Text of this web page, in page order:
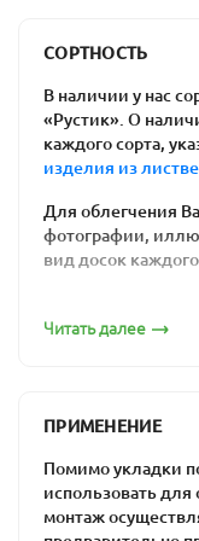
простудятся,
не грозит.
Соблюдение
материалам
Доска состоит
древесины.
Простота
новые.
дорогим, чем
нами пород
уникальные по
паркетная
СОРТНОСТЬ
В наличии у нас
«Рустик». О
каждого сорта,
изделия из
Для облегчения
фотографии,
вид досок
Читать далее
ПРИМЕНЕНИЕ
Помимо укладки
использовать для
монтаж